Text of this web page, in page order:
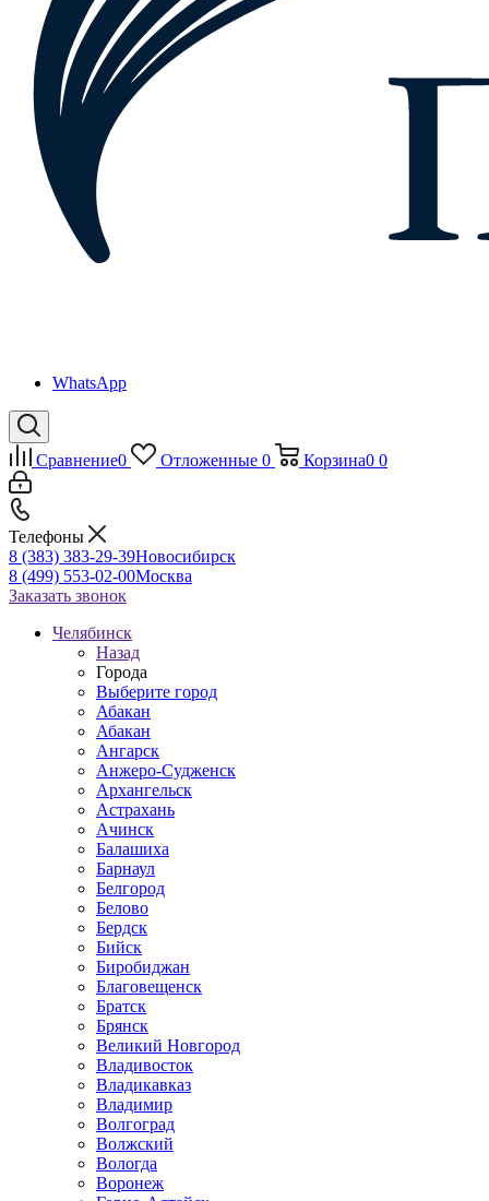
WhatsApp
Сравнение0 Отложенные 0 Корзина0 0
Телефоны
8 (383) 383-29-39Новосибирск
8 (499) 553-02-00Москва
Заказать звонок
Челябинск
Назад
Города
Выберите город
Абакан
Абакан
Ангарск
Анжеро-Судженск
Архангельск
Астрахань
Ачинск
Балашиха
Барнаул
Белгород
Белово
Бердск
Бийск
Биробиджан
Благовещенск
Братск
Брянск
Великий Новгород
Владивосток
Владикавказ
Владимир
Волгоград
Волжский
Вологда
Воронеж